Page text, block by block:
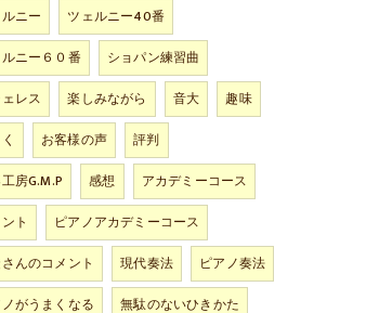
ニー
ツェルニー40番
ニー６０番
ショパン練習曲
レス
楽しみながら 音大
趣味
お客様の声
評判
房G.M.P
感想
アカデミーコース
ト
ピアノアカデミーコース
んのコメント
現代奏法
ピアノ奏法
がうまくなる
無駄のないひきかた